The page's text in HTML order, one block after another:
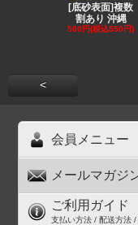
[底砂表面]複数
割あり 沖縄
500円(税込550円)
<
会員メニュー
メールマガジ
ご利用ガイド
支払い方法 / 配送方法